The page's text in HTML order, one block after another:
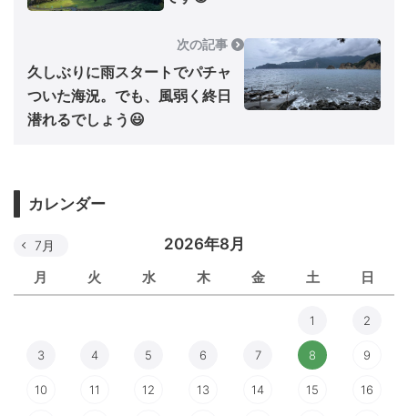
次の記事
久しぶりに雨スタートでパチャ
ついた海況。でも、風弱く終日
潜れるでしょう😃
カレンダー
2026年8月
月 火 水 木 金 土 日
7月
1 2
3 4 5 6 7 8 9
10 11 12 13 14 15 16